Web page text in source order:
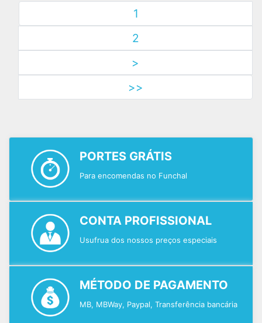
1
2
>
>>
PORTES GRÁTIS
Para encomendas no Funchal
CONTA PROFISSIONAL
Usufrua dos nossos preços especiais
MÉTODO DE PAGAMENTO
MB, MBWay, Paypal, Transferência bancária